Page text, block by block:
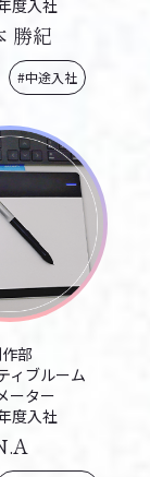
度入社
勝紀
#中途入社
部
ィブルーム
ーター
度入社